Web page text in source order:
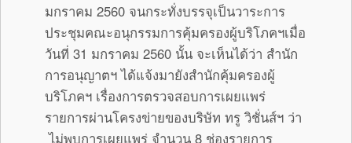
มกราคม 2560 จนกระทั่งบรรจุเป็นวาระการ
ประชุมคณะอนุกรรมการคุ้มครองผู้บริโภคฯเมื่อ
วันที่ 31 มกราคม 2560 นั้น จะเห็นได้ว่า สำนัก
การอนุญาตฯ ได้แจ้งมายังสำนักคุ้มครองผู้
บริโภคฯ เรื่องการตรวจสอบการเผยแพร่
รายการผ่านโครงข่ายของบริษัท ทรู วิชั่นส์ฯ ว่า
ไม่พบการเผยแพร่ จำนวน 8 ช่องรายการ